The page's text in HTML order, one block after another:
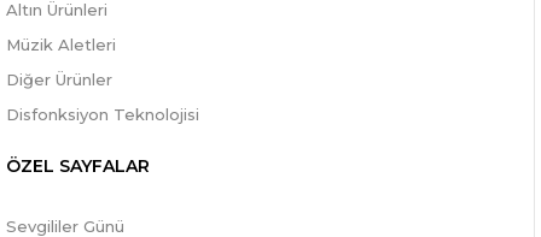
Altın Ürünleri
Müzik Aletleri
Diğer Ürünler
Disfonksiyon Teknolojisi
ÖZEL SAYFALAR
Sevgililer Günü